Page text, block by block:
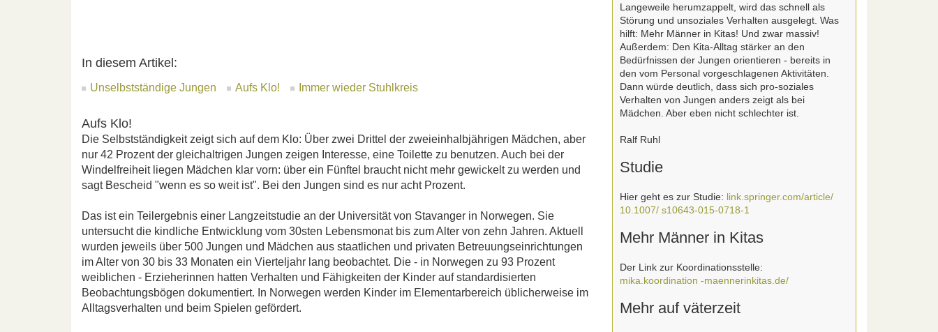
In diesem Artikel:
Unselbstständige Jungen Aufs Klo! Immer wieder Stuhlkreis
Aufs Klo!
Die Selbstständigkeit zeigt sich auf dem Klo: Über zwei Drittel der zweieinhalbjährigen Mädchen, aber
nur 42 Prozent der gleichaltrigen Jungen zeigen Interesse, eine Toilette zu benutzen. Auch bei der
Windelfreiheit liegen Mädchen klar vorn: über ein Fünftel braucht nicht mehr gewickelt zu werden und
sagt Bescheid "wenn es so weit ist". Bei den Jungen sind es nur acht Prozent.
Das ist ein Teilergebnis einer Langzeitstudie an der Universität von Stavanger in Norwegen. Sie
untersucht die kindliche Entwicklung vom 30sten Lebensmonat bis zum Alter von zehn Jahren. Aktuell
wurden jeweils über 500 Jungen und Mädchen aus staatlichen und privaten Betreuungseinrichtungen
im Alter von 30 bis 33 Monaten ein Vierteljahr lang beobachtet. Die - in Norwegen zu 93 Prozent
weiblichen - Erzieherinnen hatten Verhalten und Fähigkeiten der Kinder auf standardisierten
Beobachtungsbögen dokumentiert. In Norwegen werden Kinder im Elementarbereich üblicherweise im
Alltagsverhalten und beim Spielen gefördert.
Langeweile herumzappelt, wird das schnell als
Störung und unsoziales Verhalten ausgelegt. Was
hilft: Mehr Männer in Kitas! Und zwar massiv!
Außerdem: Den Kita-Alltag stärker an den
Bedürfnissen der Jungen orientieren - bereits in
den vom Personal vorgeschlagenen Aktivitäten.
Dann würde deutlich, dass sich pro-soziales
Verhalten von Jungen anders zeigt als bei
Mädchen. Aber eben nicht schlechter ist.
Ralf Ruhl
Studie
Hier geht es zur Studie: link.springer.com/article/
10.1007/ s10643-015-0718-1
Mehr Männer in Kitas
Der Link zur Koordinationsstelle:
mika.koordination -maennerinkitas.de/
Mehr auf väterzeit